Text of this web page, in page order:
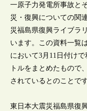
一原子力発電所事故と
災・復興についての関
災福島県復興ライブラ
います。この資料一覧
において3月11日付け
トルをまとめたもので
されているとのことです
東日本大震災福島県復